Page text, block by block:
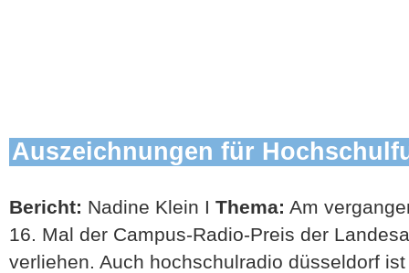
Auszeichnungen für
Bericht: Nadine Klein I Thema: Am
16. Mal der Campus-Radio-Preis der
verliehen. Auch hochschulradio düsseldorf